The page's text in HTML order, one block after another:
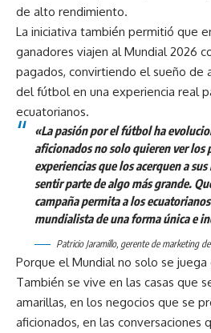
de alto rendimiento.
La iniciativa también permitió que
ganadores viajen al Mundial 2026
pagados, convirtiendo el sueño de
del fútbol en una experiencia real
ecuatorianos.
«La pasión por el fútbol ha
aficionados no solo quieren ver los
experiencias que los acerquen a
sentir parte de algo más grande.
campaña permita a los
mundialista de una forma única e
Patricio Jaramillo, gerente de marketing
Porque el Mundial no solo se
También se vive en las casas que
amarillas, en los negocios que se
aficionados, en las conversaciones